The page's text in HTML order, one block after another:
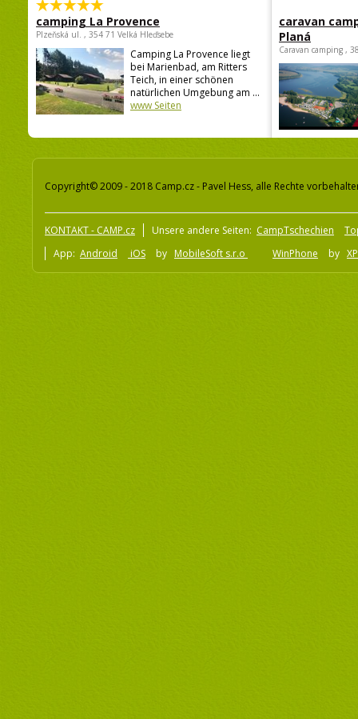
camping La Provence
Plzeňská ul. , 354 71 Velká Hleďsebe
Camping La Provence liegt
bei Marienbad, am Ritters
Teich, in einer schönen
natürlichen Umgebung am ...
www Seiten
caravan
Planá
Caravan camping ,
Copyright© 2009 - 2018 Camp.cz - Pavel Hess, alle Rechte
KONTAKT - CAMP.cz Unsere andere Seiten: CampTschechien
App: Android iOS by MobileSoft s.r.o WinPhone by